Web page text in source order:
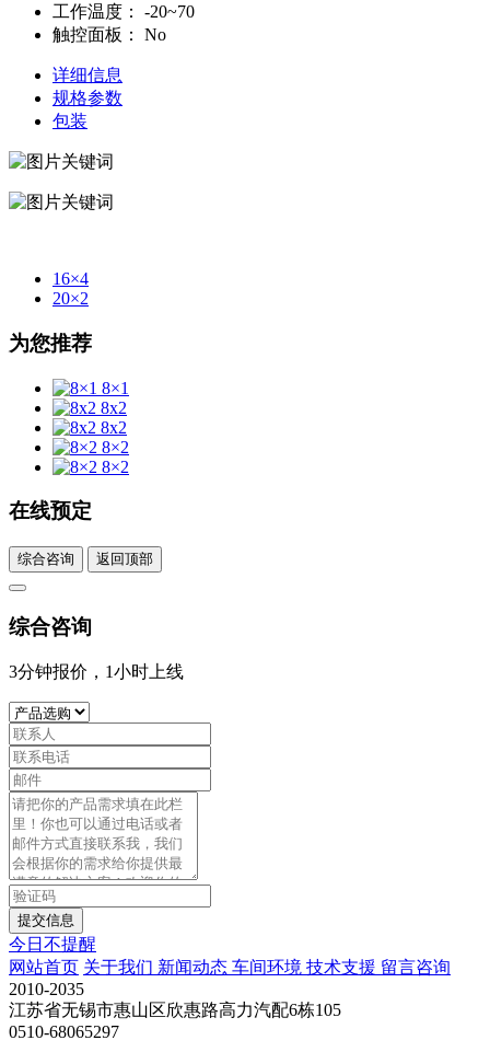
工作温度：
-20~70
触控面板：
No
详细信息
规格参数
包装
16×4
20×2
为您推荐
8×1
8x2
8x2
8×2
8×2
在线预定
综合咨询 返回顶部
综合咨询
3分钟报价，1小时上线
提交信息
今日不提醒
网站首页 关于我们 新闻动态 车间环境 技术支援 留言咨询
2010-2035
江苏省无锡市惠山区欣惠路高力汽配6栋105
0510-68065297